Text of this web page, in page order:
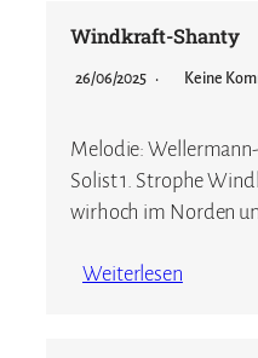
Windkraft-Shanty
26/06/2025 Keine
Melodie:
Solist 1. Strophe
wirhoch im Norden
Weiterlesen